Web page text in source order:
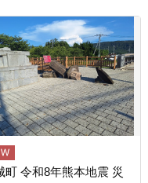
町 令和8年熊本地震 災